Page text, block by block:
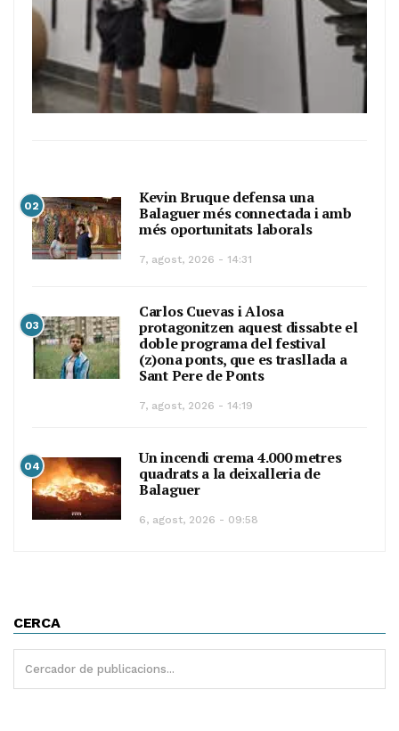
02
Kevin Bruque defensa una
Balaguer més connectada i amb
més oportunitats laborals
7, agost, 2026 - 14:31
03
Carlos Cuevas i Alosa
protagonitzen aquest dissabte el
doble programa del festival
(z)ona ponts, que es trasllada a
Sant Pere de Ponts
7, agost, 2026 - 14:19
04
Un incendi crema 4.000 metres
quadrats a la deixalleria de
Balaguer
6, agost, 2026 - 09:58
CERCA